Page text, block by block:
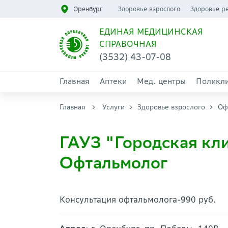
Оренбург Здоровье взрослого Здоровье
ЕДИНАЯ МЕДИЦИНСКАЯ
СПРАВОЧНАЯ
(3532) 43-07-08
Главная Аптеки Мед. центры
Главная Услуги Здоровье взрослого
ГАУЗ "Городская
Офтальмолог
Консультация офтальмолога-990 руб.